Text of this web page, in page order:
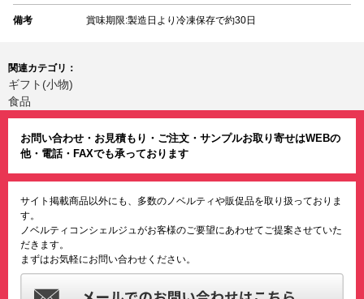
備考 賞味期限:製造日より冷凍保存で約30日
関連カテゴリ：
ギフト(小物)
食品
お問い合わせ・お見積もり・ご注文・サンプルお取り寄せはWEBの
他・電話・FAXでも承っております
サイト掲載商品以外にも、多数のノベルティや販促品を取り扱っておりま
す。
ノベルティコンシェルジュがお客様のご要望にあわせてご提案させていた
だきます。
まずはお気軽にお問い合わせください。